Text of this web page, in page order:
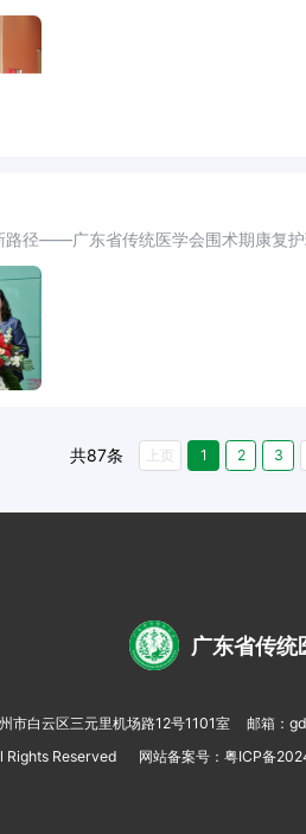
路径——广东省传统医学会围术期康复
共87条 上页 1 2 3
广东省传统
市白云区三元里机场路12号1101室 邮箱：
Rights Reserved 网站备案号：粤ICP备